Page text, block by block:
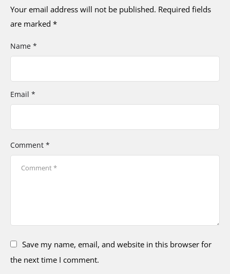
Your email address will not be published. Required fields
are marked *
Comment *
Name *
Email *
Save my name, email, and website in this browser for
the next time I comment.